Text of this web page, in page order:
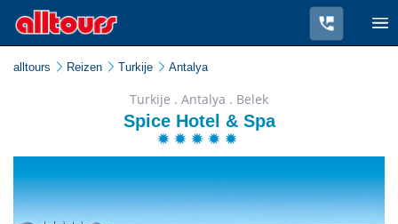
alltours Reizen Turkije Antalya
Turkije . Antalya . Belek
Spice Hotel & Spa